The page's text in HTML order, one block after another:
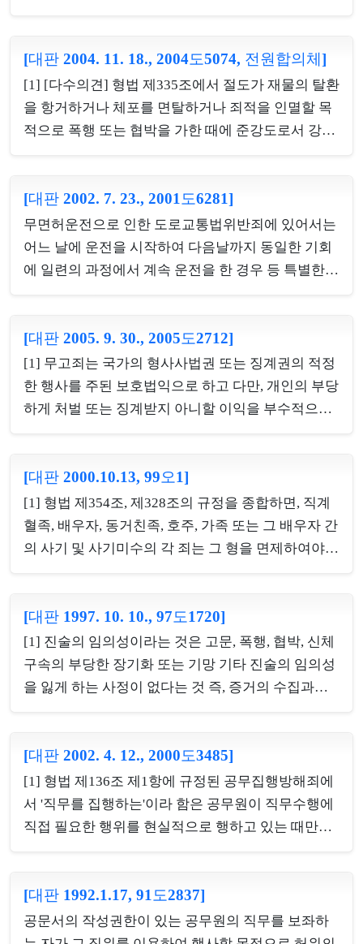
반법의 구성요건을 충족하는 행위는 특별법의 구성
요건을 충족하지 못한다.[3] 공직선거및선거부정방
지법과 정당법은 각기 그 입법목적 및 보호법익을 달
리하고 있을 뿐만 아니...
다.나. 막연히 “범죄를 하라”거나 “절도를 하라”고 하
는 등의 행위만으로는 교사행위가 되기에 부족하다
하겠으나, 타인으로 하여금 일정한 범죄를 실행할 결
의를 생기게 하는 행위를 하면 되는 것으로서 교사의
인 사항까지를 특정하여 교사할 필요는 없는 것이고,
정범으로 하여금 일정한 범죄의 실행을 결의할 정도
에 이르게 하면 교사범이 성립된다.다. 피고인이 갑,
을, 병이 절...
[대판 2004. 11. 18., 2004도5074, 전원합의체]
[1] [다수의견] 형법 제335조에서 절도가 재물의 탈환
을 항거하거나 체포를 면탈하거나 죄적을 인멸할 목
적으로 폭행 또는 협박을 가한 때에 준강도로서 강도
순서상 전후의 차이가 있을 뿐 실질적으로 위법성이
같다고 보기 때문인바, 이와 같은 준강도죄의 입법 취
지, 강도죄와의 균형 등을 종합적으로 고려해 보면,
준강도죄의 기수 여부는 절도행위의 기수 여부를 기
는 외에 절취행위가 미수에 그친 경우에도 이를 준강
도죄의 미수범이라고 보아 강도죄의 미수범과 사이
의 균형을 유지함이 상당하다. [반대의견] 강도죄와
준강도죄는 그 ...
[대판 2002. 7. 23., 2001도6281]
무면허운전으로 인한 도로교통법위반죄에 있어서는
어느 날에 운전을 시작하여 다음날까지 동일한 기회
에 일련의 과정에서 계속 운전을 한 경우 등 특별한
이 상당하므로 운전한 날마다 무면허운전으로 인한
도로교통법위반의 1죄가 성립한다고 보아야 할 것이
고, 비록 계속적으로 무면허운전을 할 의사를 가지고
여러 날에 걸쳐 무면허운전행위를 반복하였다 하더
[대판 2005. 9. 30., 2005도2712]
[1] 무고죄는 국가의 형사사법권 또는 징계권의 적정
한 행사를 주된 보호법익으로 하고 다만, 개인의 부당
하게 처벌 또는 징계받지 아니할 이익을 부수적으로
을 미치지 못한다 할 것이고, 무고죄에 있어서 형사처
분 또는 징계처분을 받게 할 목적은 허위신고를 함에
있어서 다른 사람이 그로 인하여 형사 또는 징계처분
을 받게 될 것이라는 인식이 있으면 족한 것이고 그
한 인식은 있었다고 보아야 한다.[2] 피무고자의 승낙
을 받아 허위사실을 기재한 고소장을 제출하였다면
피무고자에 대한 형사처분이라는 결과발생을 의욕한
것은 아니라 ...
[대판 2000.10.13, 99오1]
[1] 형법 제354조, 제328조의 규정을 종합하면, 직계
혈족, 배우자, 동거친족, 호주, 가족 또는 그 배우자 간
의 사기 및 사기미수의 각 죄는 그 형을 면제하여야
제범죄가중처벌등에관한법률 제3조 제1항에 의해
가중처벌되는 경우에도 그대로 유지되고, 특별법인
특정경제범죄가중처벌등에관한법률에 친족상도례
에 관한 형법 제354조, 제328조의 적용을 배제한다는
도 그대로 적용된다. [2] 구 민법(1990. 1. 13. 법률 제
4199호로 개정되기 전의 것) 제789조 제1항은, '가족
은 혼인하면 당연히 분가된다.'고 규정하고 있었으므
로, 호주의 직계...
[대판 1997. 10. 10., 97도1720]
[1] 진술의 임의성이라는 것은 고문, 폭행, 협박, 신체
구속의 부당한 장기화 또는 기망 기타 진술의 임의성
을 잃게 하는 사정이 없다는 것 즉, 증거의 수집과정
비추어 볼 때 이례에 속한다 할 것이므로 진술의 임의
성은 추정된다. [2] 진술의 임의성에 관하여는 당해
조서의 형식, 내용(진술거부권을 고지하고 진술을 녹
취하고 작성 완료 후 그 내용을 읽어 주어 진술자가
정도 그 밖의 여러 가지 사정을 참작하여 법원이 자유
롭게 판정하면 된다. [3] 공모공동정범의 경우에 공모
는 법률상 어떤 정형을 요구하는 것은 아니고 2인
[대판 2002. 4. 12., 2000도3485]
[1] 형법 제136조 제1항에 규정된 공무집행방해죄에
서 '직무를 집행하는'이라 함은 공무원이 직무수행에
직접 필요한 행위를 현실적으로 행하고 있는 때만을
따라서는 그 직무수행의 과정을 개별적으로 분리하
여 부분적으로 각각의 개시와 종료를 논하는 것이 부
적절하고 여러 종류의 행위를 포괄하여 일련의 직무
[대판 1992.1.17, 91도2837]
공문서의 작성권한이 있는 공무원의 직무를 보좌하